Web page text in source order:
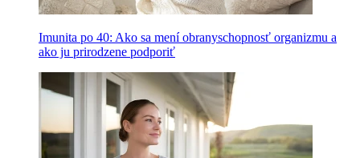
Imunita po 40: Ako sa mení obranyschopnosť organizmu a
ako ju prirodzene podporiť